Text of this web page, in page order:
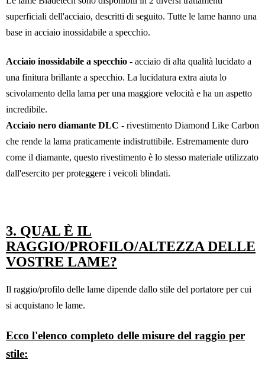
superficiali dell'acciaio, descritti di seguito. Tutte le lame hanno una
base in acciaio inossidabile a specchio.
Acciaio inossidabile a specchio - acciaio di alta qualità lucidato a
una finitura brillante a specchio. La lucidatura extra aiuta lo
scivolamento della lama per una maggiore velocità e ha un aspetto
incredibile.
Acciaio nero diamante DLC - rivestimento Diamond Like Carbon
che rende la lama praticamente indistruttibile. Estremamente duro
come il diamante, questo rivestimento è lo stesso materiale utilizzato
dall'esercito per proteggere i veicoli blindati.
3. QUAL È IL
RAGGIO/PROFILO/ALTEZZA DELLE
VOSTRE LAME?
Il raggio/profilo delle lame dipende dallo stile del portatore per cui
si acquistano le lame.
Ecco l'elenco completo delle misure del raggio per
stile: